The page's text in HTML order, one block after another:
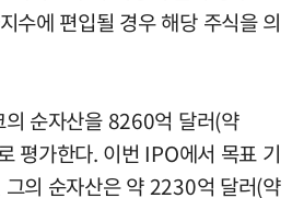
수에 편입될 경우 해당 주식을 의
의 순자산을 8260억 달러(약
평가한다. 이번 IPO에서 목표 기
의 순자산은 약 2230억 달러(약